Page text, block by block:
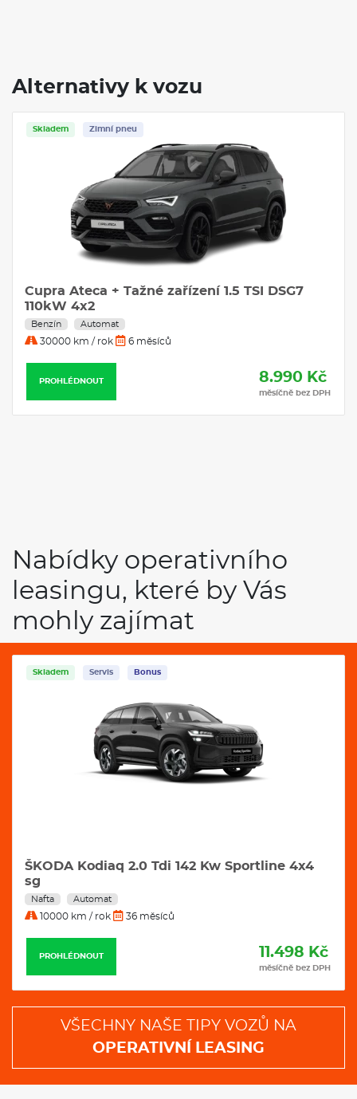
Alternativy k vozu
Skladem Zimní pneu
Cupra Ateca + Tažné zařízení 1.5 TSI DSG7
110kW 4x2
Benzín Automat
30000 km / rok 6 měsíců
PROHLÉDNOUT 8.990 Kč
měsíčně bez DPH
Nabídky operativního
leasingu, které by Vás
mohly zajímat
Skladem Servis Bonus
ŠKODA Kodiaq 2.0 Tdi 142 Kw Sportline 4x4
sg
Nafta Automat
10000 km / rok 36 měsíců
PROHLÉDNOUT 11.498 Kč
měsíčně bez DPH
VŠECHNY NAŠE TIPY VOZŮ NA
OPERATIVNÍ LEASING